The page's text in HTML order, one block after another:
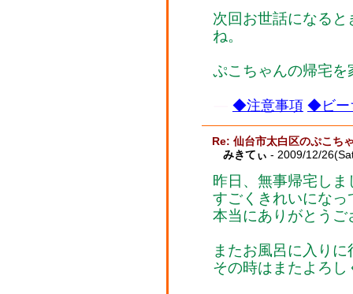
次回お世話になる
ね。
ぷこちゃんの帰宅
◆注意事項 ◆ビー
Re: 仙台市太白区のぷこち
みきてぃ - 2009/12/
昨日、無事帰宅しま
すごくきれいにな
本当にありがとうご
またお風呂に入り
その時はまたよろ